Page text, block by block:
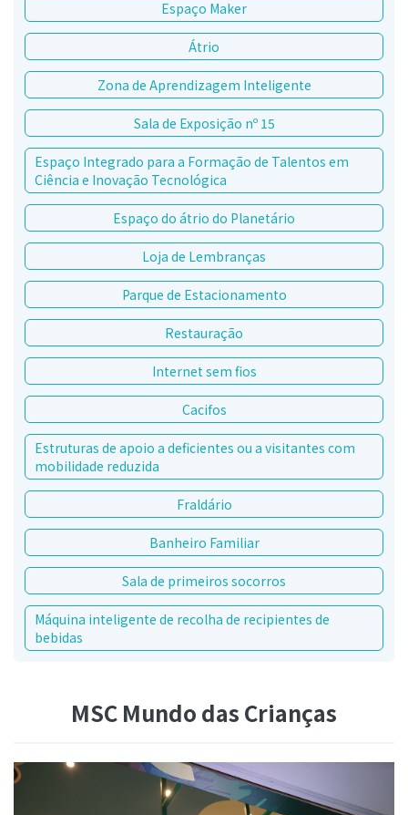
Espaço Maker
Átrio
Zona de Aprendizagem Inteligente
Sala de Exposição nº 15
Espaço Integrado para a Formação de Talentos em
Ciência e Inovação Tecnológica
Espaço do átrio do Planetário
Loja de Lembranças
Parque de Estacionamento
Restauração
Internet sem fios
Cacifos
Estruturas de apoio a deficientes ou a visitantes com
mobilidade reduzida
Fraldário
Banheiro Familiar
Sala de primeiros socorros
Máquina inteligente de recolha de recipientes de
bebidas
MSC Mundo das Crianças